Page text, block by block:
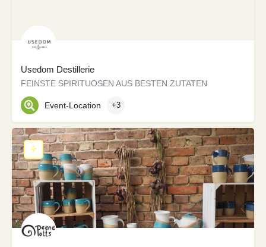
Usedom Destillerie
FEINSTE SPIRITUOSEN AUS BESTEN ZUTATEN
Event-Location +3